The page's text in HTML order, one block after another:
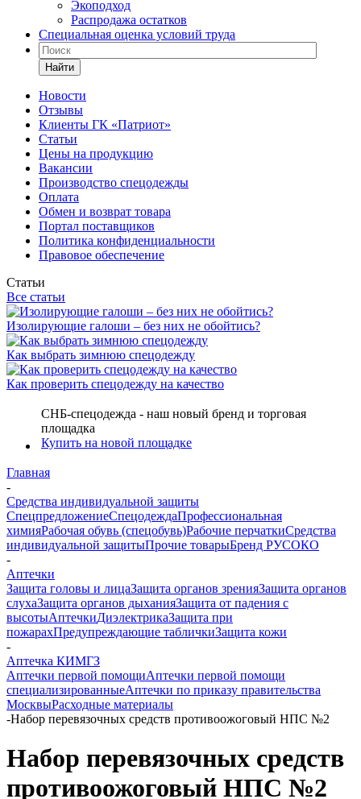
Экоподход
Распродажа остатков
Специальная оценка условий труда
Найти
Новости
Отзывы
Клиенты ГК «Патриот»
Статьи
Цены на продукцию
Вакансии
Производство спецодежды
Оплата
Обмен и возврат товара
Портал поставщиков
Политика конфиденциальности
Правовое обеспечение
Статьи
Все статьи
Изолирующие галоши – без них не обойтись?
Как выбрать зимнюю спецодежду
Как проверить спецодежду на качество
СНБ-спецодежда - наш новый бренд и торговая
площадка
Купить на новой площадке
Главная
-
Средства индивидуальной защиты
СпецпредложениеСпецодеждаПрофессиональная
химияРабочая обувь (спецобувь)Рабочие перчаткиСредства
индивидуальной защитыПрочие товарыБренд РУСОКО
-
Аптечки
Защита головы и лицаЗащита органов зренияЗащита органов
слухаЗащита органов дыханияЗащита от падения с
высотыАптечкиДиэлектрикаЗащита при
пожарахПредупреждающие табличкиЗащита кожи
-
Аптечка КИМГЗ
Аптечки первой помощиАптечки первой помощи
специализированныеАптечки по приказу правительства
МосквыРасходные материалы
-Набор перевязочных средств противоожоговый НПС №2
Набор перевязочных средств
противоожоговый НПС №2